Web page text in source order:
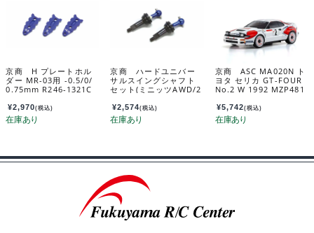
京商 H プレートホル
ダー MR-03用 -0.5/0/
0.75mm R246-1321C
¥2,970(税込)
京商 ハードユニバー
サルスイングシャフト
セット(ミニッツAWD/2
¥2,574(税込)
京商 ASC MA020N ト
ヨタ セリカ GT-FOUR
No.2 W 1992 MZP481
¥5,742(税込)